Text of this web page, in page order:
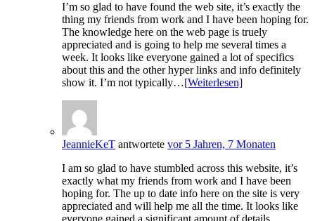
I’m so glad to have found the web site, it’s exactly the
thing my friends from work and I have been hoping for.
The knowledge here on the web page is truely
appreciated and is going to help me several times a
week. It looks like everyone gained a lot of specifics
about this and the other hyper links and info definitely
show it. I’m not typically…[Weiterlesen]
JeannieKeT antwortete vor 5 Jahren, 7 Monaten
I am so glad to have stumbled across this website, it’s
exactly what my friends from work and I have been
hoping for. The up to date info here on the site is very
appreciated and will help me all the time. It looks like